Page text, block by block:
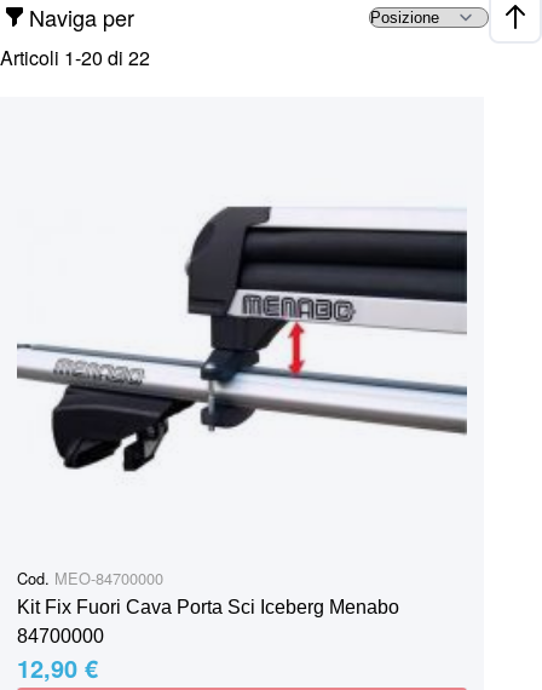
Naviga per
Articoli 1-20 di 22
Cod. MEO-84700000
Kit Fix Fuori Cava Porta Sci Iceberg Menabo
84700000
12,90 €